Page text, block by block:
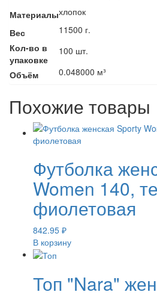
Материалыхлопок
Вес
11500 г.
Кол-во в
упаковке
100 шт.
Объём
0.048000 м³
Похожие товары
Футболка
Women 140,
фиолетовая
842.95 ₽
В корзину
Топ "Nara"